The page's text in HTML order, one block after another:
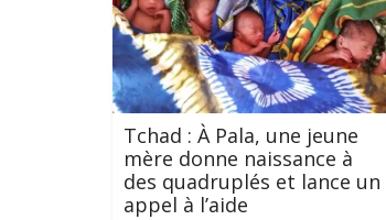
Tchad : À Pala, une jeune
mère donne naissance à
des quadruplés et lance un
appel à l’aide